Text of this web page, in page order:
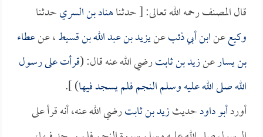
قال المصنف رحمه الله تعالى: [ حدثناهناد بن السريحدثنا
وكيععنابن أبي ذئبعنيزيد بن عبد الله بن قسيط، عنعطاء
بن يسارعنزيد بن ثابترضي الله عنه قال: (قرأت على رسول
الله صلى الله عليه وسلم النجم فلم يسجد فيها) ].
أوردأبو داودحديثزيد بن ثابترضي الله عنه، أنه قرأ على